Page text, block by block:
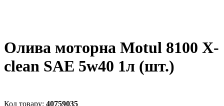
Олива моторна Motul 8100 X-
cleаn SAE 5w40 1л (шт.)
40759035